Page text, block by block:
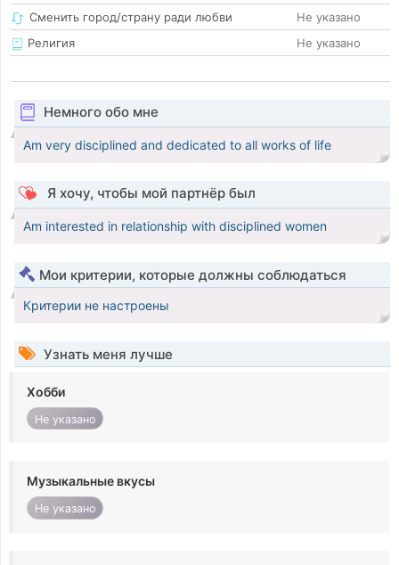
Сменить город/страну ради любви
Не указано
Религия
Не указано
Немного обо мне
Am very disciplined and dedicated to all works of life
Я хочу, чтобы мой партнёр был
Am interested in relationship with disciplined women
Мои критерии, которые должны соблюдаться
Критерии не настроены
Узнать меня лучше
Хобби
Не указано
Музыкальные вкусы
Не указано